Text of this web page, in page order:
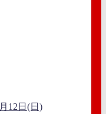
12日(日)